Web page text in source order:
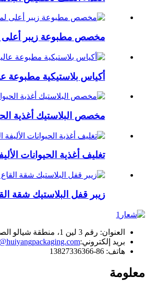
مخصص مطبوعة زيبر أعلى
أكياس بلاستيكية مطبوعة
مخصص البلاستيك أغذية
تغليف أغذية الحيوانات
زيبر قفل البلاستيك شقة
العنوان: رقم 3 لين 1، منطقة شيالو الصناعية، أنبو، منطقة تشاوان، تشاوتشو، 515638، قوانغدونغ، الصين
بريد إلكتروني:
هاتف: 86-13827336366
معلومة